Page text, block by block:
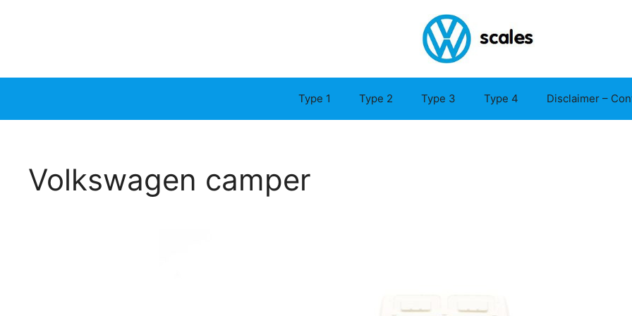
Type 1 Type 2 Type 3 Type 4 Disclaimer –
Volkswagen camper